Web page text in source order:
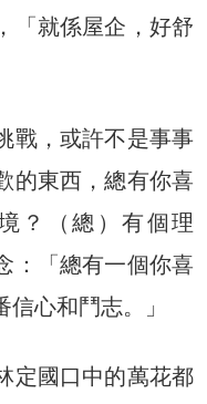
「就係屋企，好舒
戰，或許不是事事
的東西，總有你喜
？（總）有個理
：「總有一個你喜
心和鬥志。」
定國口中的萬花都